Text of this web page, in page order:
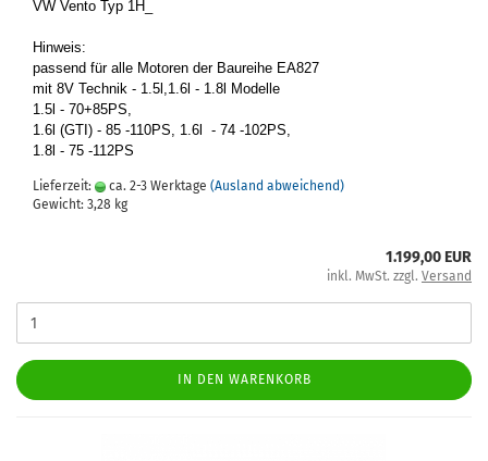
VW Vento Typ 1H_
Hin­weis:
pas­send für alle Mo­to­ren der Bau­rei­he EA827
mit 8V Tech­nik - 1.5l,1.6l - 1.8l Mo­del­le
1.5l - 70+85PS,
1.6l (GTI) - 85 -​110PS, 1.6l - 74 -​102PS,
1.8l - 75 -​112PS
Lieferzeit: ca. 2-3 Werktage (Ausland abweichend)
Gewicht: 3,28 kg
1.199,00 EUR
inkl. MwSt. zzgl. Versand
IN DEN WARENKORB